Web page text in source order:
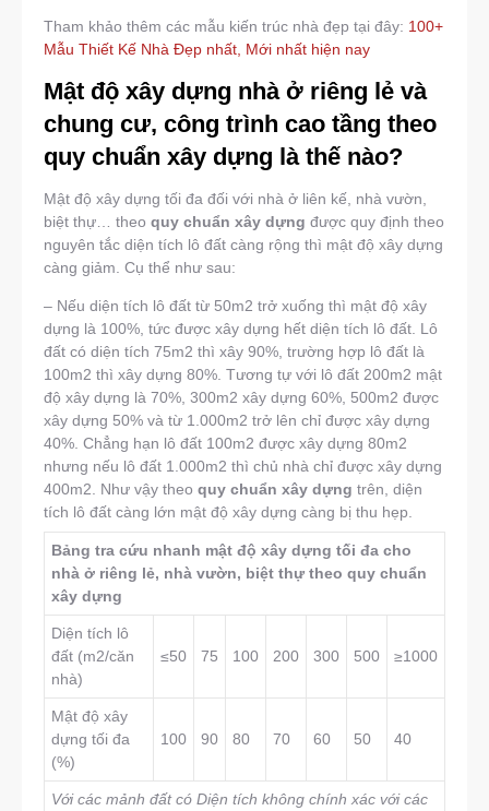
Tham khảo thêm các mẫu kiến trúc nhà đẹp tại đây: 100+
Mẫu Thiết Kế Nhà Đẹp nhất, Mới nhất hiện nay
Mật độ xây dựng nhà ở riêng lẻ và
chung cư, công trình cao tầng theo
quy chuẩn xây dựng là thế nào?
Mật độ xây dựng tối đa đối với nhà ở liên kế, nhà vườn,
biệt thự… theo quy chuẩn xây dựng được quy định theo
nguyên tắc diện tích lô đất càng rộng thì mật độ xây dựng
càng giảm. Cụ thể như sau:
– Nếu diện tích lô đất từ 50m2 trở xuống thì mật độ xây
dựng là 100%, tức được xây dựng hết diện tích lô đất. Lô
đất có diện tích 75m2 thì xây 90%, trường hợp lô đất là
100m2 thì xây dựng 80%. Tương tự với lô đất 200m2 mật
độ xây dựng là 70%, 300m2 xây dựng 60%, 500m2 được
xây dựng 50% và từ 1.000m2 trở lên chỉ được xây dựng
40%. Chẳng hạn lô đất 100m2 được xây dựng 80m2
nhưng nếu lô đất 1.000m2 thì chủ nhà chỉ được xây dựng
400m2. Như vậy theo quy chuẩn xây dựng trên, diện
tích lô đất càng lớn mật độ xây dựng càng bị thu hẹp.
Bảng tra cứu nhanh mật độ xây dựng tối đa cho
nhà ở riêng lẻ, nhà vườn, biệt thự theo quy chuẩn
xây dựng
Diện tích lô
đất (m2/căn
nhà)
≤50 75 100 200 300 500 ≥1000
Mật độ xây
dựng tối đa
(%)
100 90 80 70 60 50 40
Với các mảnh đất có Diện tích không chính xác với các